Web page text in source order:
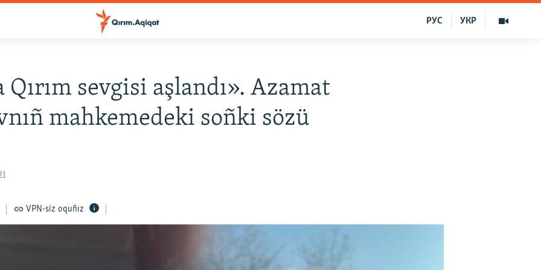
УКР
РУС
Qırım sevgisi aşlandı». Azamat
mahkemedeki soñki sözü
VPN-siz oquñız